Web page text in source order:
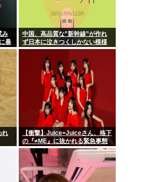
み
暴
」
中国、高品質な”新幹線”が作れ
ず日本に泣きつくしかない模様
www
れ
【衝撃】Juice=Juiceさん、格下
の『≠ME』に抜かれる緊急事態
ｗｗｗｗｗｗｗｗｗｗｗｗ